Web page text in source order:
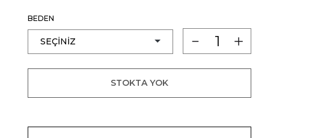
BEDEN
STOKTA YOK